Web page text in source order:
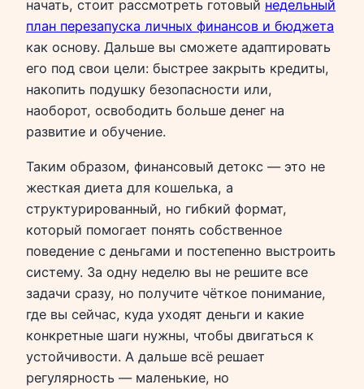
начать, стоит рассмотреть готовый недельный
план перезапуска личных финансов и бюджета
как основу. Дальше вы сможете адаптировать
его под свои цели: быстрее закрыть кредиты,
накопить подушку безопасности или,
наоборот, освободить больше денег на
развитие и обучение.
Таким образом, финансовый детокс — это не
жесткая диета для кошелька, а
структурированный, но гибкий формат,
который помогает понять собственное
поведение с деньгами и постепенно выстроить
систему. За одну неделю вы не решите все
задачи сразу, но получите чёткое понимание,
где вы сейчас, куда уходят деньги и какие
конкретные шаги нужны, чтобы двигаться к
устойчивости. А дальше всё решает
регулярность — маленькие, но